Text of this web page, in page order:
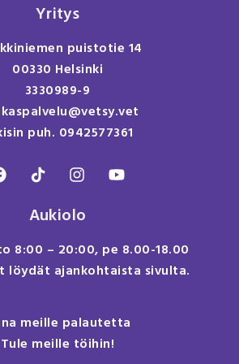
Yritys
puistotie 14
00330 Helsinki
3330989-9
puh. 0942577361
Aukiolo
8:00 – 20:00, pe 8.00-18.00
löydät ajankohtaista sivulta.
meille palautetta
Tule meille töihin!